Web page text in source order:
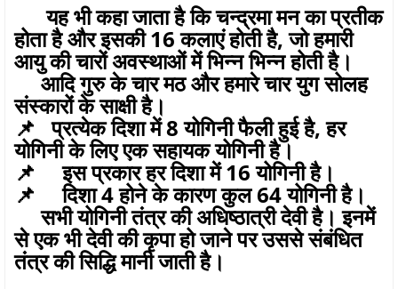
यह भी कहा जाता है कि चन्द्रमा मन का प्रतीक
होता है और इसकी 16 कलाएं होती है, जो हमारी
आयु की चारों अवस्थाओं में भिन्न भिन्न होती है।
आदि गुरु के चार मठ और हमारे चार युग सोलह
संस्कारों के साक्षी है।
📌 प्रत्येक दिशा में 8 योगिनी फैली हुई है, हर
योगिनी के लिए एक सहायक योगिनी है।
📌 इस प्रकार हर दिशा में 16 योगिनी है।
📌 दिशा 4 होने के कारण कुल 64 योगिनी है।
सभी योगिनी तंत्र की अधिष्ठात्री देवी है। इनमें
से एक भी देवी की कृपा हो जाने पर उससे संबंधित
तंत्र की सिद्धि मानी जाती है।